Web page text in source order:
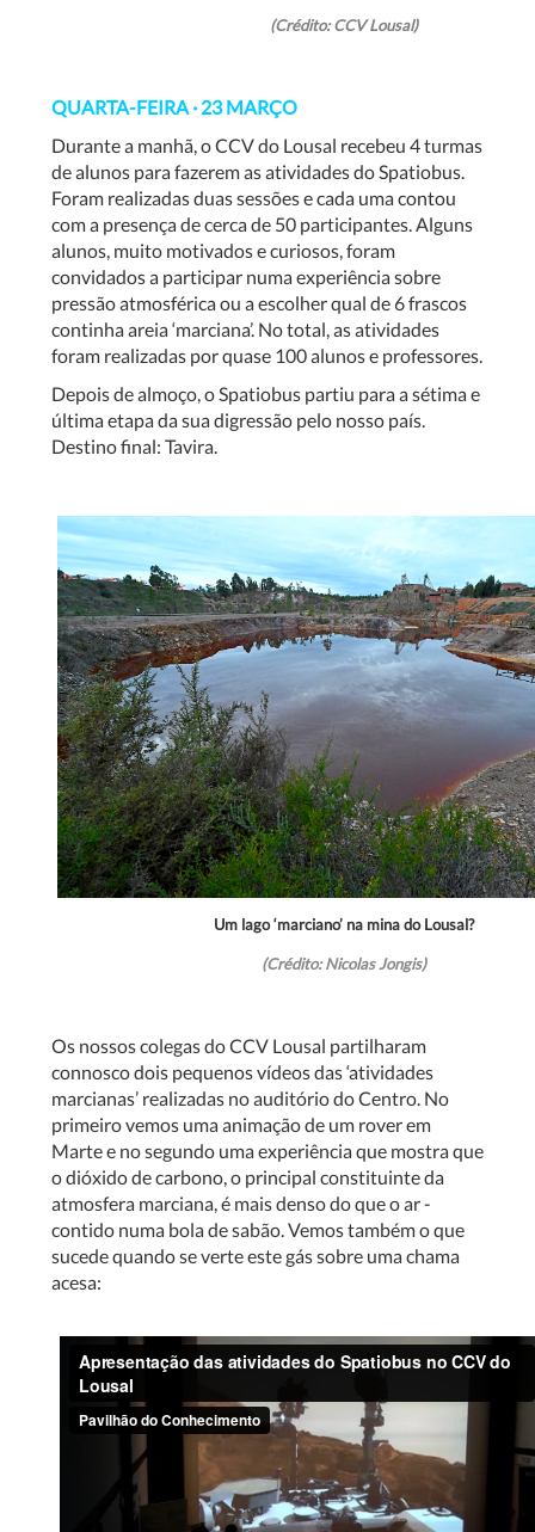
(Crédito: CCV Lousal)
QUARTA-FEIRA · 23 MARÇO
Durante a manhã, o CCV do Lousal recebeu 4 turmas
de alunos para fazerem as atividades do Spatiobus.
Foram realizadas duas sessões e cada uma contou
com a presença de cerca de 50 participantes. Alguns
alunos, muito motivados e curiosos, foram
convidados a participar numa experiência sobre
pressão atmosférica ou a escolher qual de 6 frascos
continha areia ‘marciana’. No total, as atividades
foram realizadas por quase 100 alunos e professores.
Depois de almoço, o Spatiobus partiu para a sétima e
última etapa da sua digressão pelo nosso país.
Destino final: Tavira.
Um lago ‘marciano’ na mina do Lousal?
(Crédito: Nicolas Jongis)
Os nossos colegas do CCV Lousal partilharam
connosco dois pequenos vídeos das ‘atividades
marcianas’ realizadas no auditório do Centro. No
primeiro vemos uma animação de um rover em
Marte e no segundo uma experiência que mostra que
o dióxido de carbono, o principal constituinte da
atmosfera marciana, é mais denso do que o ar -
contido numa bola de sabão. Vemos também o que
sucede quando se verte este gás sobre uma chama
acesa: